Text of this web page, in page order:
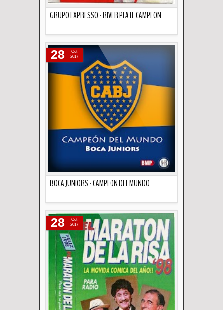
GRUPO EXPRESSO - RIVER PLATE CAMPEON
BOCA JUNIORS - CAMPEON DEL MUNDO
28
Oct
2017
28
Oct
2017